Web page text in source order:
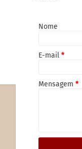
Nome
E-mail *
Mensagem *